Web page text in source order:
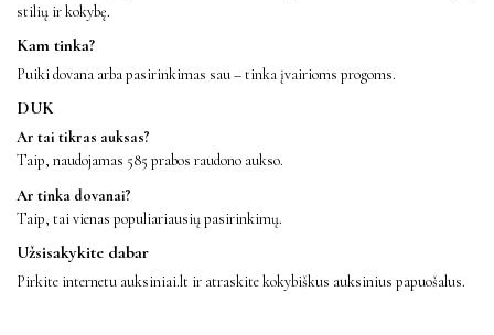
stilių ir kokybę.
Kam tinka?
Puiki dovana arba pasirinkimas sau – tinka įvairioms progoms.
DUK
Ar tai tikras auksas?
Taip, naudojamas 585 prabos raudono aukso.
Ar tinka dovanai?
Taip, tai vienas populiariausių pasirinkimų.
Užsisakykite dabar
Pirkite internetu auksiniai.lt ir atraskite kokybiškus auksinius papuošalus.